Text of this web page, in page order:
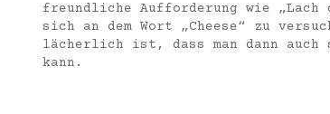
freundliche Aufforderung wie
sich an dem Wort „Cheese“ zu
lächerlich ist, dass man dann auch
kann.